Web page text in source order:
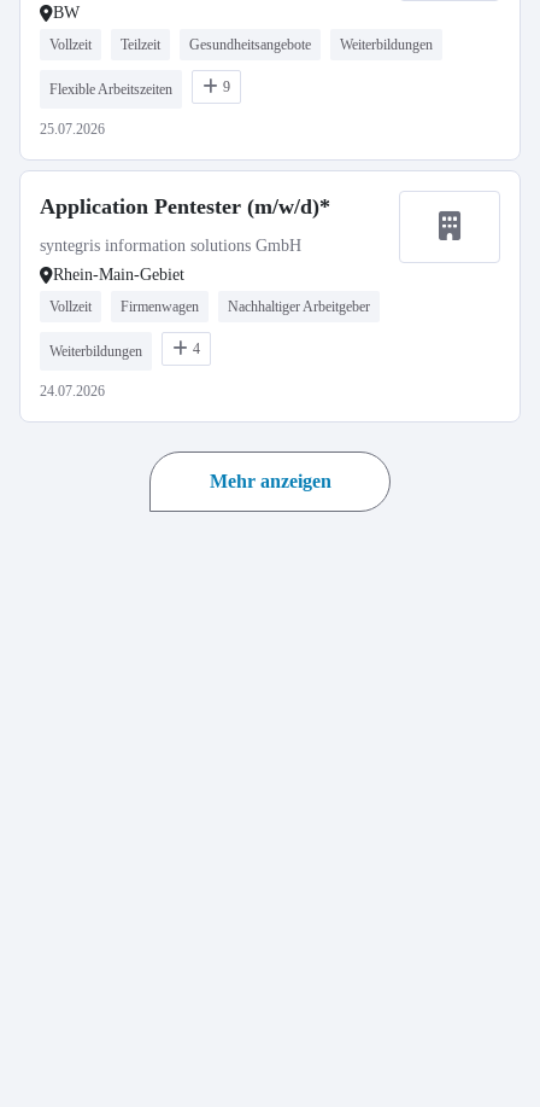
BW
Vollzeit Teilzeit Gesundheitsangebote Weiterbildungen
Flexible Arbeitszeiten 9
25.07.2026
Application Pentester (m/w/d)*
syntegris information solutions GmbH
Rhein-Main-Gebiet
Vollzeit Firmenwagen Nachhaltiger Arbeitgeber
Weiterbildungen 4
24.07.2026
Mehr anzeigen